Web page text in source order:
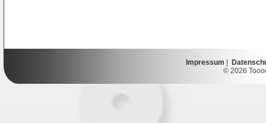
Impressum
© 2026